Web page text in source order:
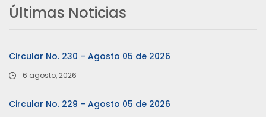
Últimas Noticias
Circular No. 230 – Agosto 05 de 2026
6 agosto, 2026
Circular No. 229 – Agosto 05 de 2026